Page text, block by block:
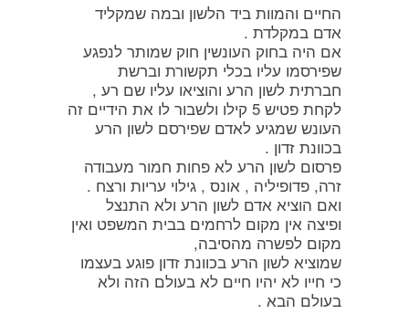
החיים והמוות ביד הלשון ובמה שמקליד
אדם במקלדת .
אם היה בחוק העונשין חוק שמותר לנפגע
שפירסמו עליו בכלי תקשורת וברשת
חברתית לשון הרע והוציאו עליו שם רע ,
לקחת פטיש 5 קילו ולשבור לו את הידיים זה
העונש שמגיע לאדם שפירסם לשון הרע
בכוונת זדון .
פרסום לשון הרע לא פחות חמור מעבודה
זרה, פדופיליה , אונס , גילוי עריות ורצח .
ואם הוציא אדם לשון הרע ולא התנצל
ופיצה אין מקום לרחמים בבית המשפט ואין
מקום לפשרה מהסיבה,
שמוציא לשון הרע בכוונת זדון פוגע בעצמו
כי חייו לא יהיו חיים לא בעולם הזה ולא
בעולם הבא .